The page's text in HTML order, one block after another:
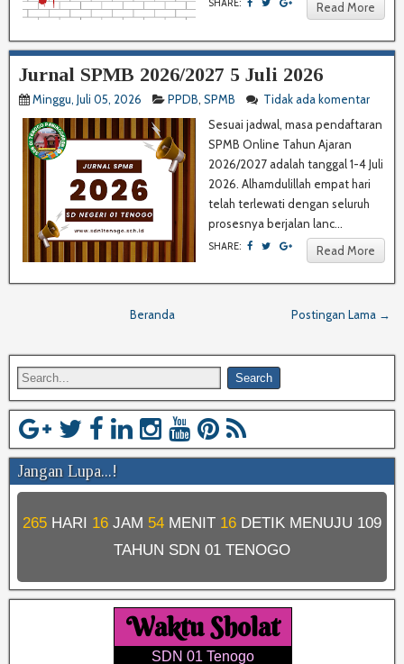
SHARE: Read More
Jurnal SPMB 2026/2027 5 Juli 2026
Minggu, Juli 05, 2026 PPDB, SPMB
Tidak ada komentar
Sesuai jadwal, masa pendaftaran
SPMB Online Tahun Ajaran
2026/2027 adalah tanggal 1-4 Juli
2026. Alhamdulillah empat hari
telah terlewati dengan seluruh
prosesnya berjalan lanc...
SHARE: Read More
Postingan Lama →
Beranda
Jangan Lupa...!
265 HARI 16 JAM 54 MENIT 15 DETIK MENUJU 109
TAHUN SDN 01 TENOGO